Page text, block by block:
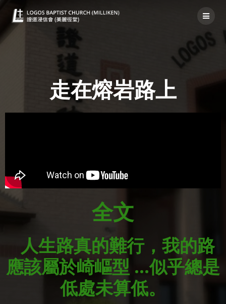
走在熔岩路上
全文
人生路真的難行，我的路
應該屬於崎嶇型 …似乎總是
低處未算低。